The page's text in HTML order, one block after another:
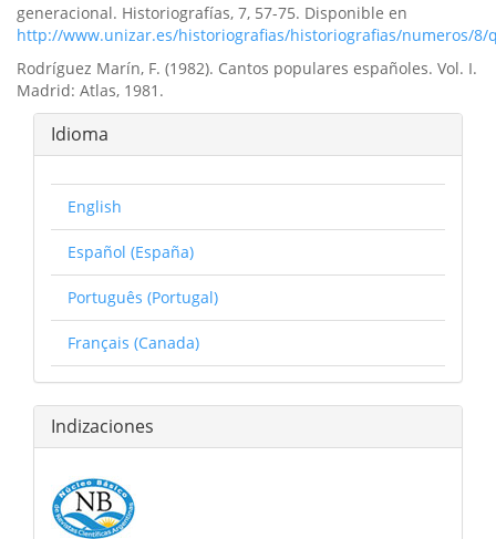
generacional. Historiografías, 7, 57-75. Disponible en
http://www.unizar.es/historiografias/historiografias/numeros/8/
Rodríguez Marín, F. (1982). Cantos populares españoles. Vol. I.
Madrid: Atlas, 1981.
Idioma
English
Español (España)
Português (Portugal)
Français (Canada)
Indizaciones